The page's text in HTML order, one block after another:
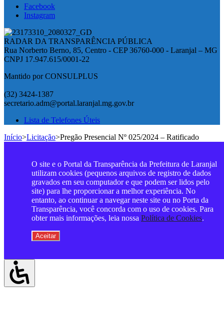
Facebook
Instagram
RADAR DA TRANSPARÊNCIA PÚBLICA
Rua Norberto Berno, 85, Centro - CEP 36760-000 - Laranjal – MG
CNPJ 17.947.615/0001-22
Mantido por CONSULPLUS
(32) 3424-1387
secretario.adm@portal.laranjal.mg.gov.br
Lista de Telefones Úteis
Início>Licitação>Pregão Presencial Nº 025/2024 – Ratificado
O site e o Portal da Transparência da Prefeitura de Laranjal
utilizam cookies (pequenos arquivos de registro de dados
gravados em seu computador e que podem ser lidos pelo
site) para lhe proporcionar a melhor experiência. No
entanto, ao continuar a navegar neste site ou no Porta da
Transparência, você concorda com o uso de cookies. Para
obter mais informações, leia nossa Política de Cookies.
Aceitar